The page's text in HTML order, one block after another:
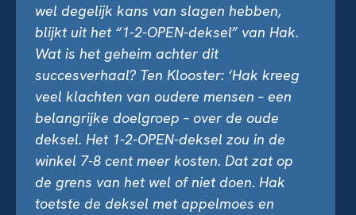
wel degelijk kans van slagen hebben,
blijkt uit het “1-2-OPEN-deksel” van Hak.
Wat is het geheim achter dit
succesverhaal? Ten Klooster: ‘Hak kreeg
veel klachten van oudere mensen – een
belangrijke doelgroep – over de oude
deksel. Het 1-2-OPEN-deksel zou in de
winkel 7-8 cent meer kosten. Dat zat op
de grens van het wel of niet doen. Hak
toetste de deksel met appelmoes en